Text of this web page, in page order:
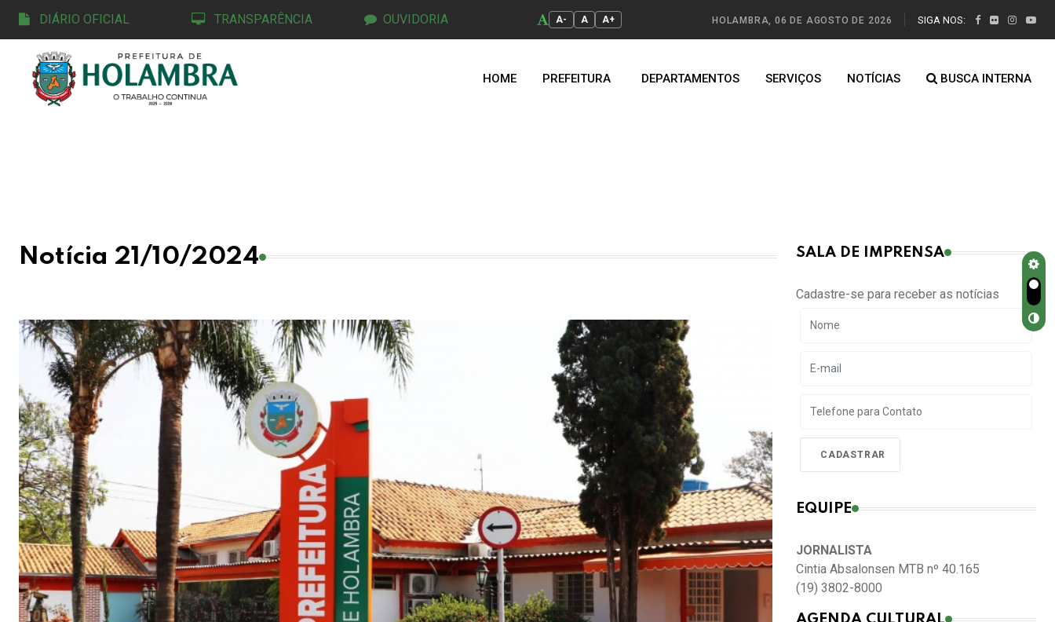
DIÁRIO OFICIAL TRANSPARÊNCIA OUVIDORIA A- A A+ HOLAMBRA, 06 DE AGOSTO DE 2026 SIGA NOS:
HOME PREFEITURA DEPARTAMENTOS SERVIÇOS NOTÍCIAS BUSCA INTERNA
Notícia 21/10/2024 SALA DE IMPRENSA
Cadastre-se para receber as notícias
EQUIPE
JORNALISTA
Cintia Absalonsen MTB nº 40.165
(19) 3802-8000